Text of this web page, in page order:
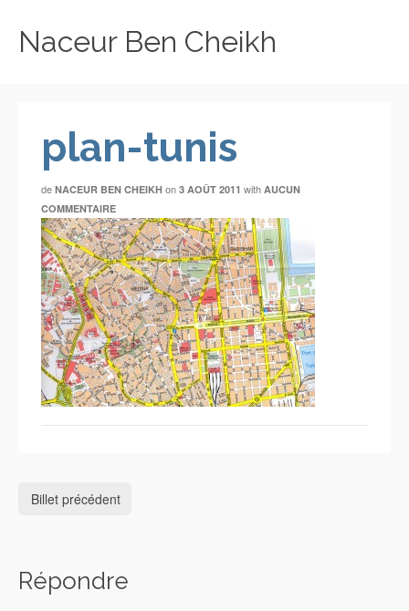
Naceur Ben Cheikh
plan-tunis
de NACEUR BEN CHEIKH on 3 AOÛT 2011 with AUCUN
COMMENTAIRE
Billet précédent
Répondre